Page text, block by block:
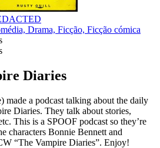
Drama, Ficção, Ficção cómica
Diaries
made a podcast talking about the daily
Diaries. They talk about stories,
This is a SPOOF podcast so they’re
characters Bonnie Bennett and
“The Vampire Diaries”. Enjoy!